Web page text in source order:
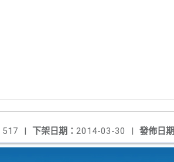
發佈日期
下架日期： 2014-03-30 |
517 |